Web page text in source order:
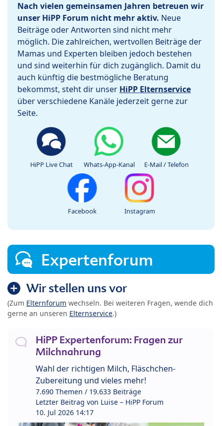
Nach vielen gemeinsamen Jahren betreuen wir
unser HiPP Forum nicht mehr aktiv. Neue
Beiträge oder Antworten sind nicht mehr
möglich. Die zahlreichen, wertvollen Beiträge der
Mamas und Experten bleiben jedoch bestehen
und sind weiterhin für dich zugänglich. Damit du
auch künftig die bestmögliche Beratung
bekommst, steht dir unser HiPP Elternservice
über verschiedene Kanäle jederzeit gerne zur
Seite.
HiPP Live Chat Whats-App-Kanal E-Mail / Telefon
Facebook Instagram
Expertenforum
Wir stellen uns vor
(Zum Elternforum wechseln. Bei weiteren Fragen, wende dich
gerne an unseren Elternservice.)
HiPP Expertenforum: Fragen zur
Milchnahrung
Wahl der richtigen Milch, Fläschchen-
Zubereitung und vieles mehr!
7.690 Themen / 19.633 Beiträge
Letzter Beitrag von Luise – HiPP Forum
10. Jul 2026 14:17